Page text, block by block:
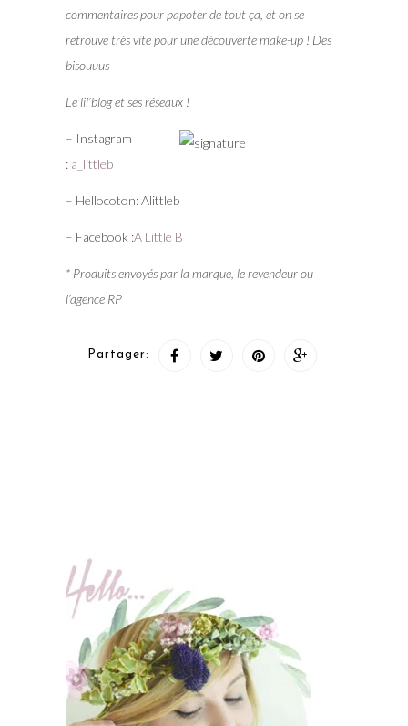
commentaires pour papoter de tout ça, et on se
retrouve très vite pour une découverte make-up ! Des
bisouuus
Le lil’blog et ses réseaux !
– Instagram
: a_littleb
– Hellocoton: Alittleb
– Facebook :A Little B
* Produits envoyés par la marque, le revendeur ou
l’agence RP
Partager: